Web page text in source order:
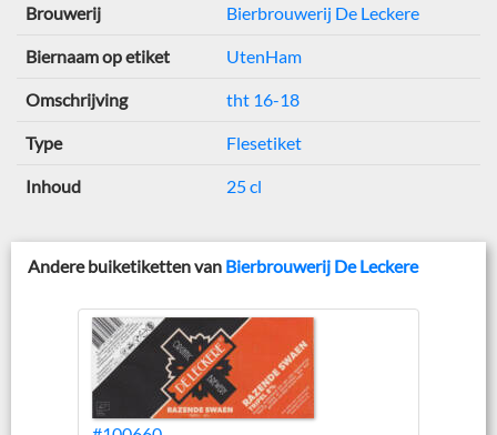
Brouwerij Bierbrouwerij De Leckere
Biernaam op etiket UtenHam
Omschrijving tht 16-18
Type Flesetiket
Inhoud 25 cl
Andere buiketiketten van Bierbrouwerij De Leckere